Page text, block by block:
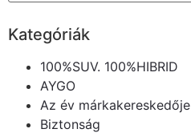
Kategóriák
100%SUV. 100%HIBRID
AYGO
Az év márkakereskedője
Biztonság